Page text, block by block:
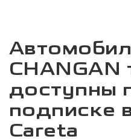
CHANGAN
доступны
подписке
Careta